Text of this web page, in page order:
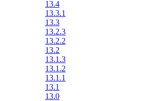
13.4
13.3.1
13.3
13.2.3
13.2.2
13.2
13.1.3
13.1.2
13.1.1
13.1
13.0